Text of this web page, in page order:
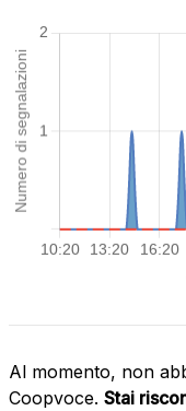
Al momento, non
Coopvoce. Stai